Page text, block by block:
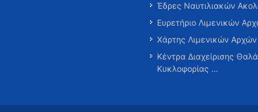
Έδρες Ναυτιλιακών
Ευρετήριο Λιμενικών
Χάρτης Λιμενικών Αρχών
Κέντρα Διαχείρισης
Κυκλοφορίας …